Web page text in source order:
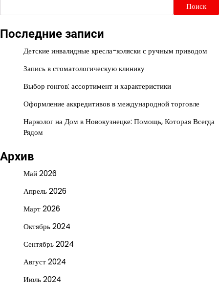
Поиск
Последние записи
Детские инвалидные кресла-коляски с ручным приводом
Запись в стоматологическую клинику
Выбор гонгов: ассортимент и характеристики
Оформление аккредитивов в международной торговле
Нарколог на Дом в Новокузнецке: Помощь, Которая Всегда
Рядом
Архив
Май 2026
Апрель 2026
Март 2026
Октябрь 2024
Сентябрь 2024
Август 2024
Июль 2024